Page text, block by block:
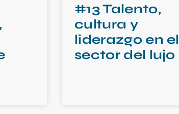
#13 Talento,
cultura y
liderazgo en el
sector del lujo